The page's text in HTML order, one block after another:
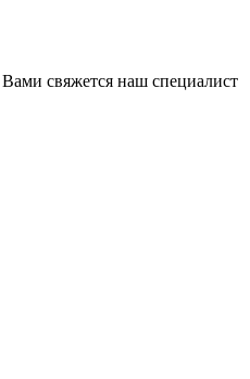
свяжется наш специалист